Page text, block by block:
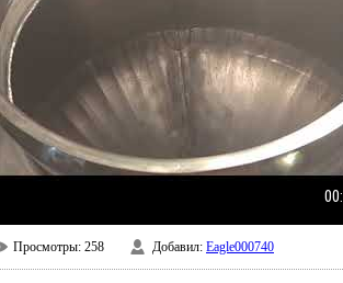
Просмотры: 258 Добавил: Eagle000740